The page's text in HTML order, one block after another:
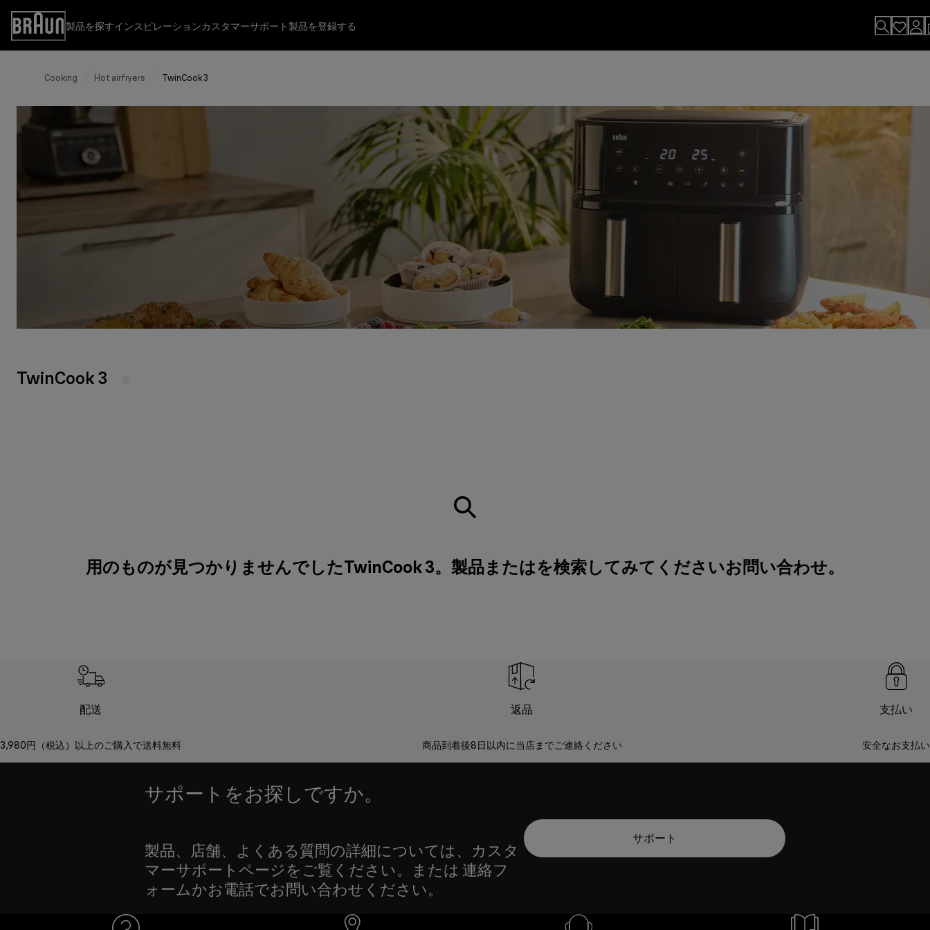
Skip
Content
Accessibility
Statement
製品を探す
製品を探す
キッチン
ブレックファスト
その他のブラウン製品
インスピレーション
インスピレーション
これ1台で広がるレパートリー
カスタマーサポート
カスタマーサポート
カスタマーサポート
お問い合わせ
取扱説明書
よくあるご質問
製品を登録する
製品を登録する
製品を登録して、さまざまな特典をお楽しみください。
製品を登録する
Cooking Hot airfryers TwinCook 3
TwinCook 3
用のものが見つかりませんでしたTwinCook 3。製品またはを検索してみてくださいお問い合わせ。
配送
3,980円（税込）以上のご購入で送料無料
返品
商品到着後8日以内に当店までご連絡ください
支払い
安全なお支払い
サポートをお探しですか。
製品、店舗、よくある質問の詳細については、カスタ
マーサポートページをご覧ください。または 連絡フ
ォームかお電話でお問い合わせください。
サポート